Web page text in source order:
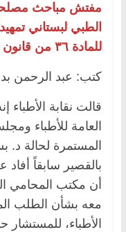
مفتش مباحث
الطبي لبستاني
للمادة ٣٦ من قانون تنظيم السجون
كتب: عبد الرحمن
قالت نقابة الأطباء
العامة للأطباء
المستمرة لحالة د.
بالقصير سابقاً أفاد
أن مكتب المحامي
معه بشأن الطلب
الأطباء، للمستشار